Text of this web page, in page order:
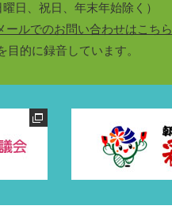
日、祝日、年末年始除く）
ールでのお問い合わせはこち
的に録音しています。